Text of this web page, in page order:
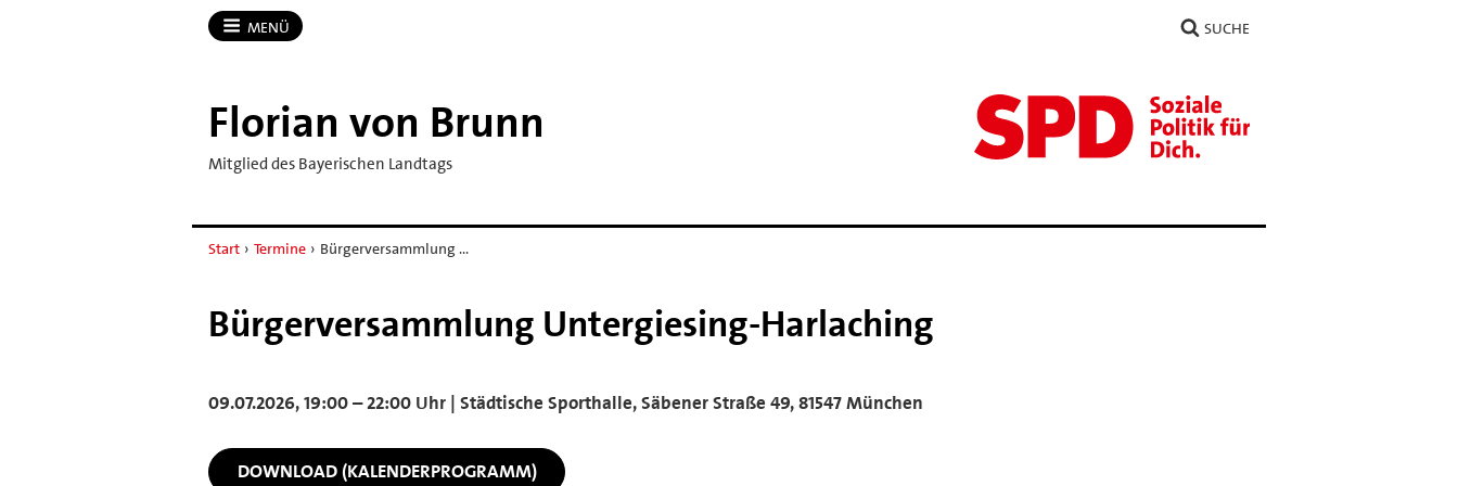
MENÜ SUCHE
Florian von Brunn
Mitglied des Bayerischen Landtags
Start › Termine › Bürgerversammlung …
Bürgerversammlung Untergiesing-Harlaching
09.07.2026, 19:00 – 22:00 Uhr | Städtische Sporthalle, Säbener Straße 49, 81547 München
DOWNLOAD (KALENDERPROGRAMM)